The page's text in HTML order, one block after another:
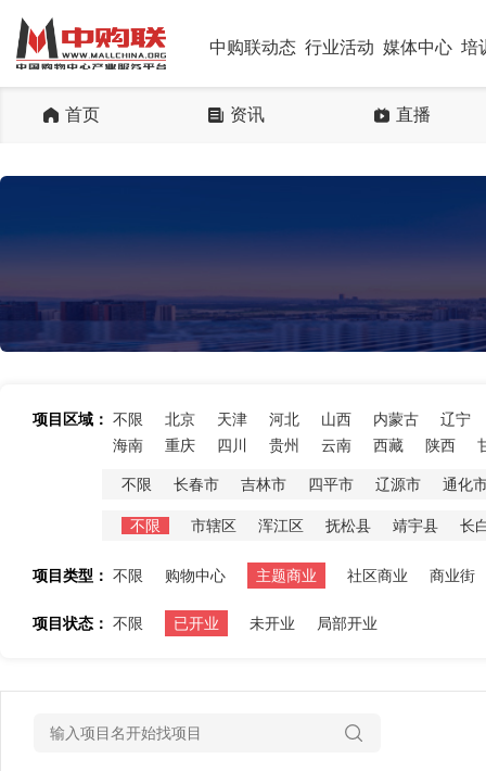
中购联动态 行业活动 媒体中心 培
首页 资讯 直播
项目区域： 不限 北京 天津 河北 山西 内蒙古
辽宁
海南
重庆 四川 贵州 云南 西藏 陕西
不限 长春市 吉林市 四平市 辽源市 通化
不限 市辖区 浑江区 抚松县 靖宇县 长
项目类型： 不限 购物中心 主题商业 社区商业 商业街
项目状态： 不限 已开业 未开业 局部开业